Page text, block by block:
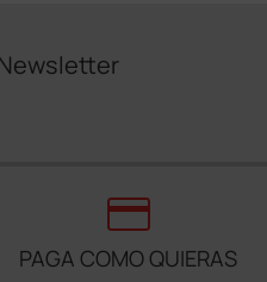
credit_card
PAGA COMO QUIERAS